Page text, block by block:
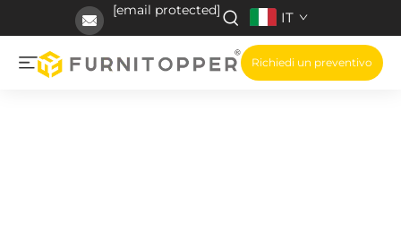
[email protected] IT
Richiedi un preventivo